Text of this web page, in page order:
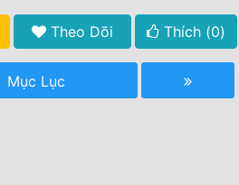
Theo Dõi Thích (0)
Mục Lục